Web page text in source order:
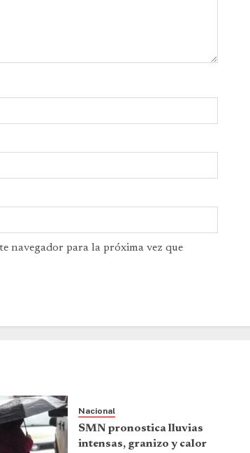
navegador para la próxima vez que
Nacional
SMN pronostica lluvias
intensas, granizo y calor